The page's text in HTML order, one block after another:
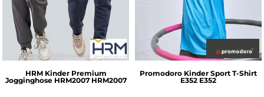
HRM Kinder Premium
Jogginghose HRM2007 HRM2007
Promodoro Kinder Sport T-Shirt
E352 E352